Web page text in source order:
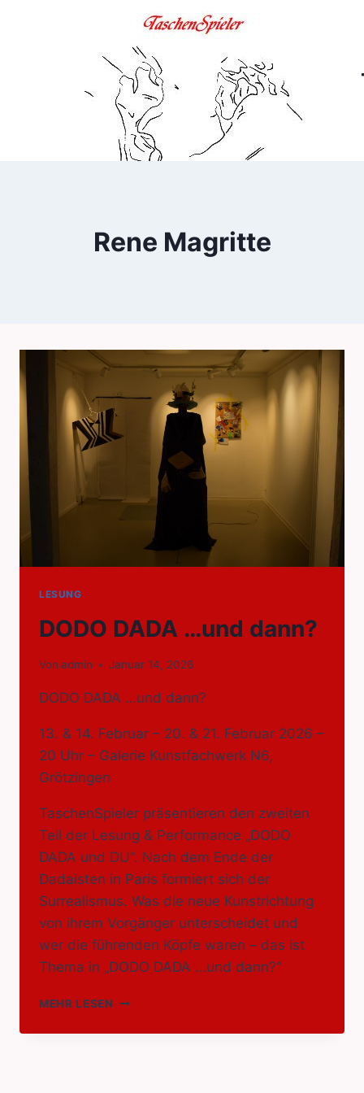
Rene Magritte
LESUNG
DODO DADA …und dann?
Von admin Januar 14, 2026
DODO DADA …und dann?
13. & 14. Februar – 20. & 21. Februar 2026 –
20 Uhr – Galerie Kunstfachwerk N6,
Grötzingen
TaschenSpieler präsentieren den zweiten
Teil der Lesung & Performance „DODO
DADA und DU“. Nach dem Ende der
Dadaisten in Paris formiert sich der
Surrealismus. Was die neue Kunstrichtung
von ihrem Vorgänger unterscheidet und
wer die führenden Köpfe waren – das ist
Thema in „DODO DADA …und dann?“
MEHR LESEN DODO
…